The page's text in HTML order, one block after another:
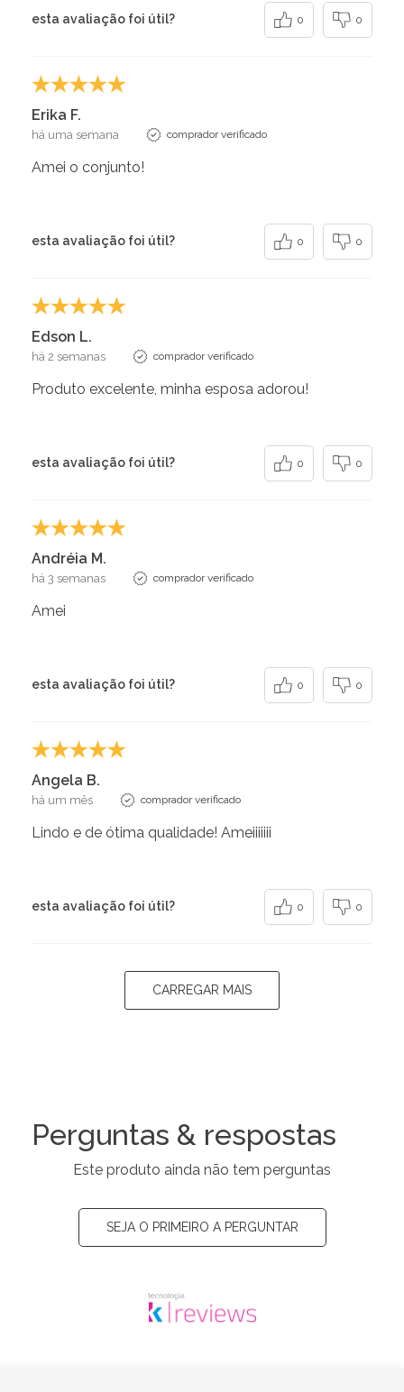
esta avaliação foi útil? 0 0
Erika F.
há uma semana comprador verificado
Amei o conjunto!
esta avaliação foi útil? 0 0
Edson L.
há 2 semanas comprador verificado
Produto excelente, minha esposa adorou!
esta avaliação foi útil? 0 0
Andréia M.
há 3 semanas comprador verificado
Amei
esta avaliação foi útil? 0 0
Angela B.
há um mês comprador verificado
Lindo e de ótima qualidade! Ameiiiiiii
esta avaliação foi útil? 0 0
CARREGAR MAIS
Perguntas & respostas
Este produto ainda não tem perguntas
SEJA O PRIMEIRO A PERGUNTAR